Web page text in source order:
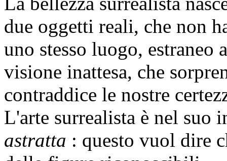
due oggetti reali, che non
uno stesso luogo, estraneo
visione inattesa, che
contraddice le nostre
L'arte surrealista è nel suo
astratta : questo vuol dire